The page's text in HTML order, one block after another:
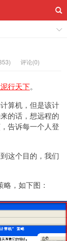
评论(0)
行天下。
算机，但是该计
的话，想远程的
告诉每一个人登
这个目的，我们
，如下图：